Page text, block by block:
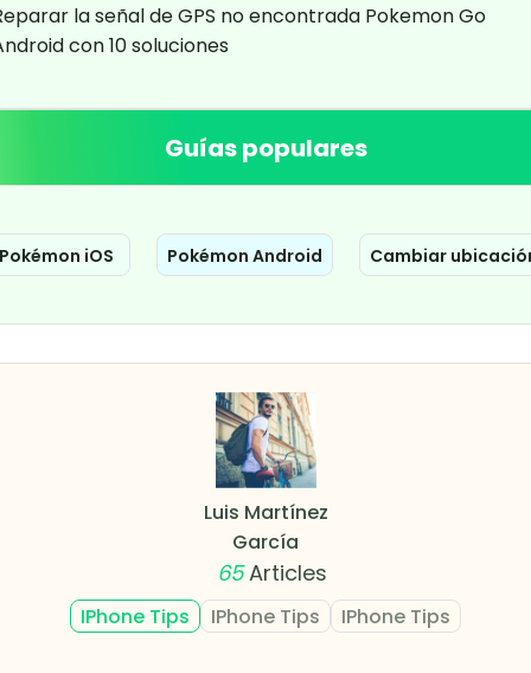
la señal de GPS no encontrada Pokemon Go
con 10 soluciones
Guías populares
Pokémon iOS Pokémon Android Cambiar
Luis Martínez
García
65Articles
IPhone Tips IPhone Tips IPhone Tips